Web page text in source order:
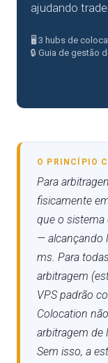
ajudando
🖥️ 3 hubs de
🔒 Guia de gestão
O PRINCÍPIO
Para
fisicamente
que o sistema
— alcançando
ms. Para
arbitragem
VPS padrão
Colocation
arbitragem de
Sem isso, a